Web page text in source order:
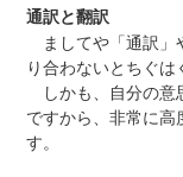
通訳と翻訳
ましてや「通訳」
り合わないとちぐは
しかも、自分の意
ですから、非常に高
す。